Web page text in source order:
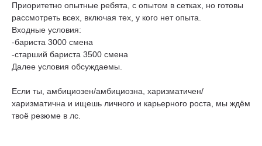
Приоритетно опытные ребята, с опытом в сетках, но готовы
рассмотреть всех, включая тех, у кого нет опыта.
Входные условия:
-бариста 3000 смена
-старший бариста 3500 смена
Далее условия обсуждаемы.
Если ты, амбициозен/амбициозна, харизматичен/
харизматична и ищешь личного и карьерного роста, мы ждём
твоё резюме в лс.